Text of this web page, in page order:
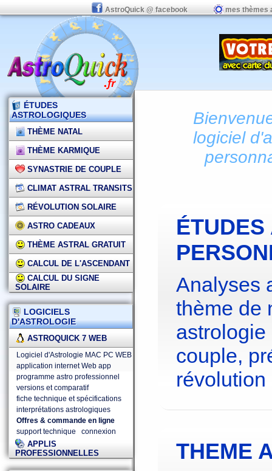
AstroQuick @ facebook mes thèmes
ÉTUDES
ASTROLOGIQUES
THÈME NATAL
THÈME KARMIQUE
SYNASTRIE DE COUPLE
CLIMAT ASTRAL TRANSITS
RÉVOLUTION SOLAIRE
ASTRO CADEAUX
THÈME ASTRAL GRATUIT
CALCUL DE L'ASCENDANT
CALCUL DU SIGNE
SOLAIRE
LOGICIELS
D'ASTROLOGIE
ASTROQUICK 7 WEB
Logiciel d'Astrologie MAC PC WEB
application internet Web app
programme astro professionnel
versions et comparatif
fiche technique et spécifications
interprétations astrologiques
Offres & commande en ligne
support technique
connexion
APPLIS
PROFESSIONNELLES
logiciel
Analyses
thème de
couple,
THEME